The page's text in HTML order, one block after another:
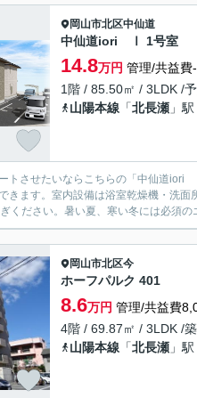
岡山市北区中仙道
中仙道iori Ⅰ 1号室
14.8万円 管理/共益費-
1階 / 85.50㎡ / 3LDK /
山陽本線 「北長瀬 」
トさせたいならこちらの「中仙道
きます。室内設備は浴室乾燥機・洗
ください。暑い夏、寒い冬には必須
岡山市北区今
ホーフパルク 401
8.6万円 管理/共益費
4階 / 69.87㎡ / 3LDK /
山陽本線 「北長瀬 」